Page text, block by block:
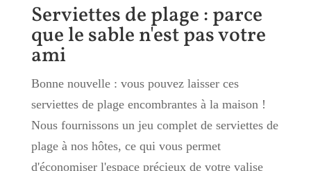
Serviettes de plage : parce
que le sable n'est pas votre
ami
Bonne nouvelle : vous pouvez laisser ces
serviettes de plage encombrantes à la maison !
Nous fournissons un jeu complet de serviettes de
plage à nos hôtes, ce qui vous permet
d'économiser l'espace précieux de votre valise